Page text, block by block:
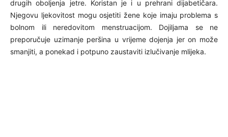
drugih oboljenja jetre. Koristan je i u prehrani dijabetičara.
Njegovu ljekovitost mogu osjetiti žene koje imaju problema s
bolnom ili neredovitom menstruacijom. Dojiljama se ne
preporučuje uzimanje peršina u vrijeme dojenja jer on može
smanjiti, a ponekad i potpuno zaustaviti izlučivanje mlijeka.